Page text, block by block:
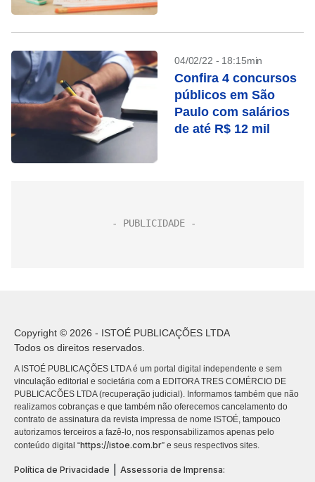
04/02/22 - 18:15min
Confira 4 concursos
públicos em São
Paulo com salários
de até R$ 12 mil
Copyright © 2026 - ISTOÉ PUBLICAÇÕES LTDA
Todos os direitos reservados.
A ISTOÉ PUBLICAÇÕES LTDA é um portal digital independente e sem
vinculação editorial e societária com a EDITORA TRES COMÉRCIO DE
PUBLICACÕES LTDA (recuperação judicial). Informamos também que não
realizamos cobranças e que também não oferecemos cancelamento do
contrato de assinatura da revista impressa de nome ISTOÉ, tampouco
autorizamos terceiros a fazê-lo, nos responsabilizamos apenas pelo
conteúdo digital “https://istoe.com.br” e seus respectivos sites.
Política de Privacidade Assessoria de Imprensa: